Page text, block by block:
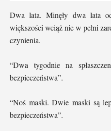
Dwa lata. Minęły dwa lata
większości wciąż nie w pełni
czynienia.
“Dwa tygodnie na
bezpieczeństwa”.
“Noś maski. Dwie maski są
bezpieczeństwa”.